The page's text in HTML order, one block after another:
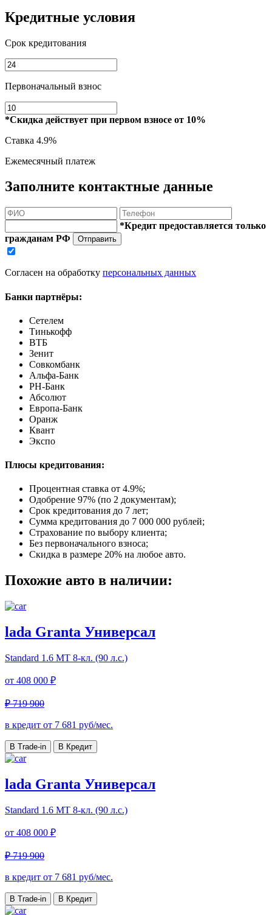
Кредитные условия
Срок кредитования
Первоначальный взнос
*Скидка действует при первом взносе от 10%
Ставка 4.9%
Ежемесячный платеж
Заполните контактные данные
*Кредит предоставляется только
гражданам РФ
Отправить
Согласен на обработку персональных данных
Банки партнёры:
Сетелем
Тинькофф
ВТБ
Зенит
Совкомбанк
Альфа-Банк
РН-Банк
Абсолют
Европа-Банк
Оранж
Квант
Экспо
Плюсы кредитования:
Процентная ставка от 4.9%;
Одобрение 97% (по 2 документам);
Срок кредитования до 7 лет;
Сумма кредитования до 7 000 000 рублей;
Страхование по выбору клиента;
Без первоначального взноса;
Скидка в размере 20% на любое авто.
Похожие авто в наличии:
lada Granta Универсал
Standard 1.6 МТ 8-кл. (90 л.с.)
от 408 000 ₽
₽ 719 900
в кредит от 7 681 руб/мес.
В Trade-in В Кредит
lada Granta Универсал
Standard 1.6 МТ 8-кл. (90 л.с.)
от 408 000 ₽
₽ 719 900
в кредит от 7 681 руб/мес.
В Trade-in В Кредит